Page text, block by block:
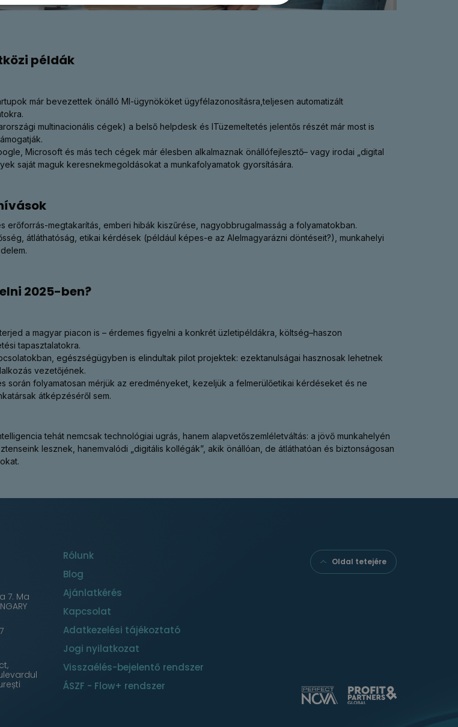
példák
már bevezettek önálló MI-ügynököket ügyfélazonosításra,teljesen automatizált
multinacionális cégek) a belső helpdesk és ITüzemeltetés jelentős részét már most is
Microsoft és más tech cégek már élesben alkalmaznak önállófejlesztő– vagy irodai „digital
saját maguk keresnekmegoldásokat a munkafolyamatok gyorsítására.
erőforrás-megtakarítás, emberi hibák kiszűrése, nagyobbrugalmasság a folyamatokban.
átláthatóság, etikai kérdések (például képes-e az AIelmagyarázni döntéseit?), munkahelyi
2025-ben?
a magyar piacon is – érdemes figyelni a konkrét üzletipéldákra, költség–haszon
tapasztalatokra.
egészségügyben is elindultak pilot projektek: ezektanulságai hasznosak lehetnek
vezetőjének.
során folyamatosan mérjük az eredményeket, kezeljük a felmerülőetikai kérdéseket és ne
átképzéséről sem.
tehát nemcsak technológiai ugrás, hanem alapvetőszemléletváltás: a jövő munkahelyén
lesznek, hanemvalódi „digitális kollégák”, akik önállóan, de átláthatóan és biztonságosan
7. Ma
Rólunk
Blog
Ajánlatkérés
Kapcsolat
Adatkezelési tájékoztató
Jogi nyilatkozat
Visszaélés-bejelentő rendszer
ÁSZF - Flow+ rendszer
Oldal tetejére